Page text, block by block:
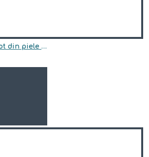
Sandale barefoot din piele naturala model DONALD